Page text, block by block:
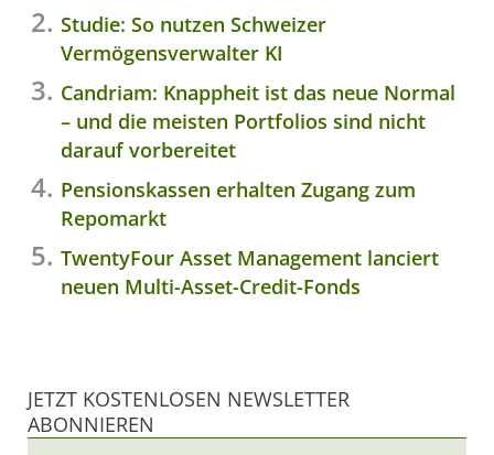
Studie: So nutzen Schweizer
Vermögensverwalter KI
Candriam: Knappheit ist das neue Normal
– und die meisten Portfolios sind nicht
darauf vorbereitet
Pensionskassen erhalten Zugang zum
Repomarkt
TwentyFour Asset Management lanciert
neuen Multi-Asset-Credit-Fonds
JETZT KOSTENLOSEN NEWSLETTER
ABONNIEREN